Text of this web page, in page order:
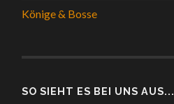
Könige & Bosse
SO SIEHT ES BEI UNS AUS...